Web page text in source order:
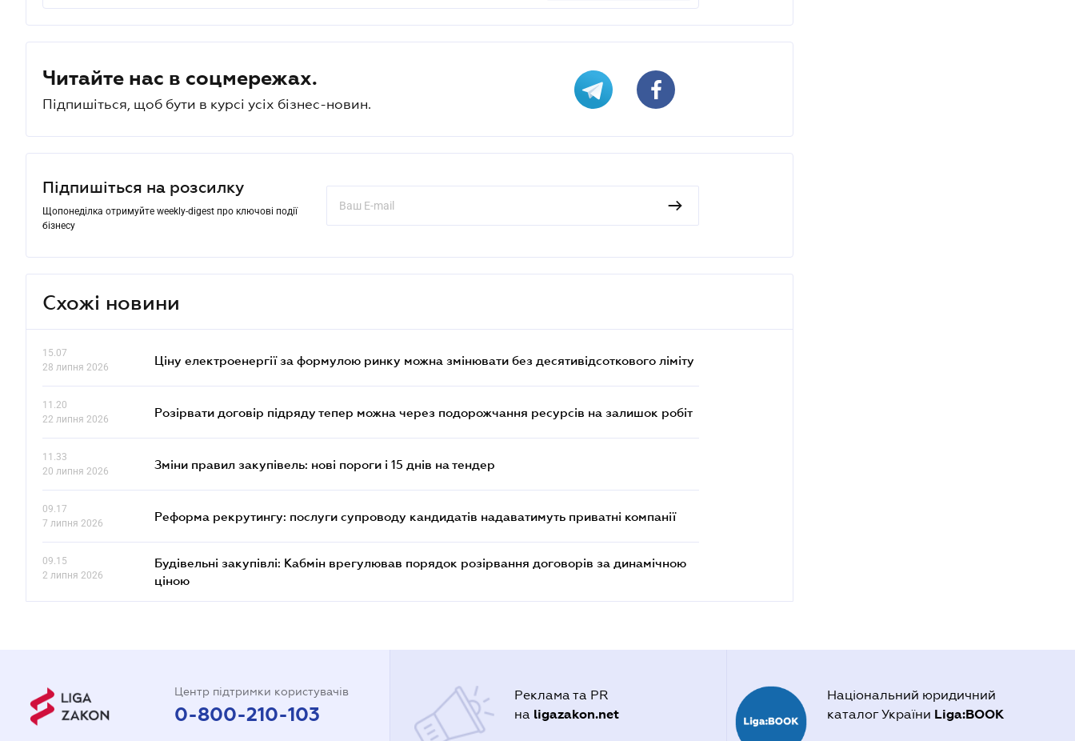
Читайте нас в соцмережах.
Підпишіться, щоб бути в курсі усіх бізнес-новин.
Підпишіться на розсилку
Щопонеділка отримуйте weekly-digest про ключові події
бізнесу
Схожі новини
15.07
28 липня 2026
Ціну електроенергії за формулою ринку можна змінювати без десятивідсоткового ліміту
11.20
22 липня 2026
Розірвати договір підряду тепер можна через подорожчання ресурсів на залишок робіт
11.33
20 липня 2026
Зміни правил закупівель: нові пороги і 15 днів на тендер
09.17
7 липня 2026
Реформа рекрутингу: послуги супроводу кандидатів надаватимуть приватні компанії
09.15
2 липня 2026
Будівельні закупівлі: Кабмін врегулював порядок розірвання договорів за динамічною
ціною
Центр підтримки користувачів
0-800-210-103
Реклама та PR
на ligazakon.net
Національний юридичний
каталог України Liga:BOOK